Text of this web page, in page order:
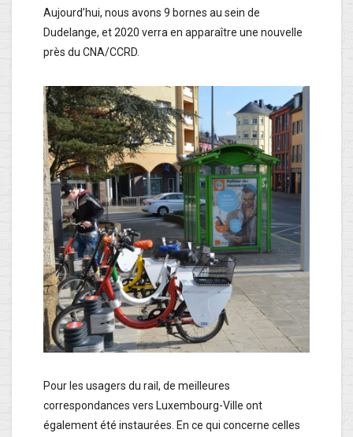
Aujourd’hui, nous avons 9 bornes au sein de
Dudelange, et 2020 verra en apparaître une nouvelle
près du CNA/CCRD.
Pour les usagers du rail, de meilleures
correspondances vers Luxembourg-Ville ont
également été instaurées. En ce qui concerne celles